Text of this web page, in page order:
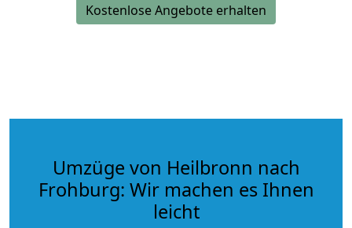
Kostenlose Angebote erhalten
Umzüge von Heilbronn nach
Frohburg: Wir machen es Ihnen
leicht